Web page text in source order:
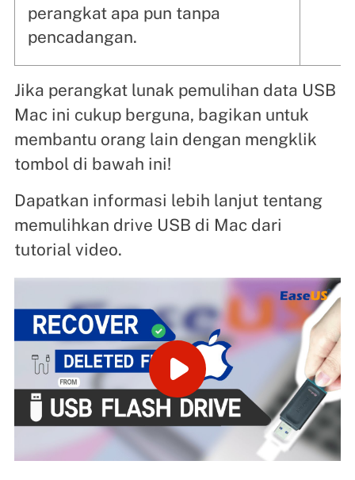
perangkat apa pun tanpa
pencadangan.
Jika perangkat lunak pemulihan data USB
Mac ini cukup berguna, bagikan untuk
membantu orang lain dengan mengklik
tombol di bawah ini!
Dapatkan informasi lebih lanjut tentang
memulihkan drive USB di Mac dari
tutorial video.